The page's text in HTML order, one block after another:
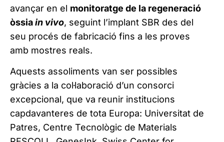
avançar en el monitoratge de la regeneració
òssiain vivo, seguint l’implant SBR des del
seu procés de fabricació fins a les proves
amb mostres reals.
Aquests assoliments van ser possibles
gràcies a la col·laboració d’un consorci
excepcional, que va reunir institucions
capdavanteres de tota Europa: Universitat de
Patres, Centre Tecnològic de Materials